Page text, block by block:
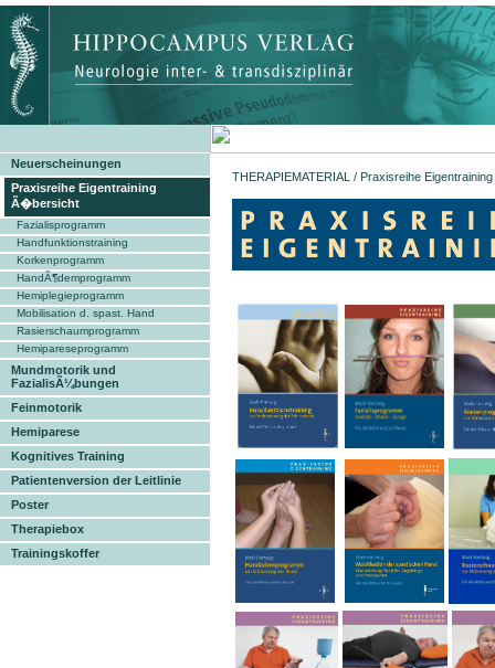
Neuerscheinungen
Praxisreihe Eigentraining
Ã�bersicht
Fazialisprogramm
Handfunktionstraining
Korkenprogramm
HandÃ¶demprogramm
Hemiplegieprogramm
Mobilisation d. spast. Hand
Rasierschaumprogramm
Hemipareseprogramm
Mundmotorik und
FazialisÃ¼bungen
Feinmotorik
Hemiparese
Kognitives Training
Patientenversion der Leitlinie
Poster
Therapiebox
Trainingskoffer
THERAPIEMATERIAL / Praxisreihe